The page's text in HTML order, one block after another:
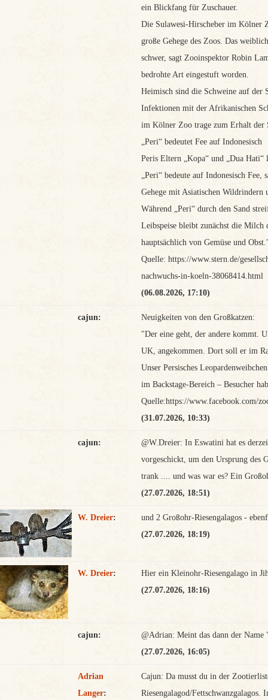
ein Blickfang für Zuschauer.
Die Sulawesi-Hirscheber im Kölner
große Gehege des Zoos. Das
schwer, sagt Zooinspektor Robin
bedrohte Art eingestuft worden.
Heimisch sind die Schweine auf der
Infektionen mit der Afrikanischen
im Kölner Zoo trage zum Erhalt der
„Peri“ bedeutet Fee auf Indonesisch
Peris Eltern „Kopa“ und „Dua
„Peri“ bedeute auf Indonesisch
Gehege mit Asiatischen Wildrindern
Während „Peri“ durch den Sand
Leibspeise bleibt zunächst die Milch
hauptsächlich von Gemüse und
Quelle: https://www.stern.de/
nachwuchs-in-koeln-38068414.html
(06.08.2026, 17:10)
cajun:
Neuigkeiten von den Großkatzen:
"Der eine geht, der andere kommt.
UK, angekommen. Dort soll er im
Unser Persisches
im Backstage-Bereich – Besucher
Quelle:https://www.facebook.com/
(31.07.2026, 10:33)
cajun:
@W.Dreier: In Eswatini hat es
vorgeschickt, um den Ursprung des
trank .... und was war es? Ein
(27.07.2026, 18:51)
W. Dreier:
und 2 Großohr-Riesengalagos -
(27.07.2026, 18:19)
W. Dreier:
Hier ein Kleinohr-Riesengalago in
(27.07.2026, 18:16)
cajun:
@Adrian: Meint das dann der Name
(27.07.2026, 16:05)
Adrian
Langer:
Cajun: Da musst du in der
Riesengalagod/